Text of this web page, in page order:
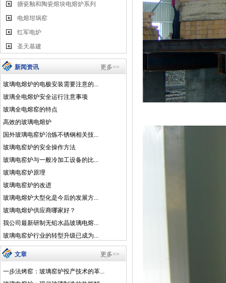
搪瓷釉和陶瓷熔块电熔炉系列
电熔坩埚窑
红军电炉
圣天基建
更多>>
新闻资讯
玻璃电熔炉的电极安装需要注意的...
玻璃全电熔炉安全运行注意事项
玻璃全电熔窑的特点
高效的玻璃电熔炉
国外玻璃电窑炉冶炼不锈钢相关技...
玻璃电窑炉的安全操作方法
玻璃电窑炉与一般冷加工设备的比...
玻璃电窑炉原理
玻璃电窑炉的改进
玻璃电熔炉大型化是今后的发展方...
玻璃电熔炉供应商哪家好？
我公司最新研制无铅水晶玻璃电熔...
玻璃电窑炉行业的转型升级已成为...
更多>>
文章
一步法烤窑：玻璃窑炉投产技术的革...